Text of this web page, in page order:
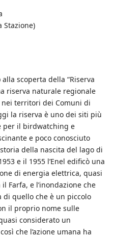
Stazione)
scoperta della “Riserva
riserva naturale regionale
nei territori dei Comuni di
la riserva è uno dei siti più
per il birdwatching e
e poco conosciuto
della nascita del lago di
e il 1955 l’Enel edificò una
di energia elettrica, quasi
Farfa, e l’inondazione che
di quello che è un piccolo
il proprio nome sulle
considerato un
che l’azione umana ha